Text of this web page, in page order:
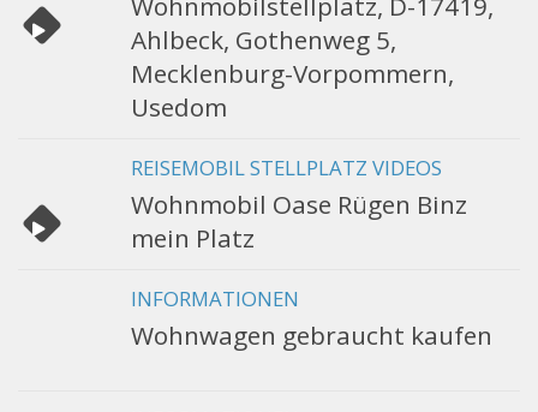
Ahlbeck, Gothenweg 5,
Mecklenburg-Vorpommern,
Usedom
REISEMOBIL STELLPLATZ VIDEOS
Wohnmobil Oase Rügen Binz
mein Platz
INFORMATIONEN
Wohnwagen gebraucht kaufen